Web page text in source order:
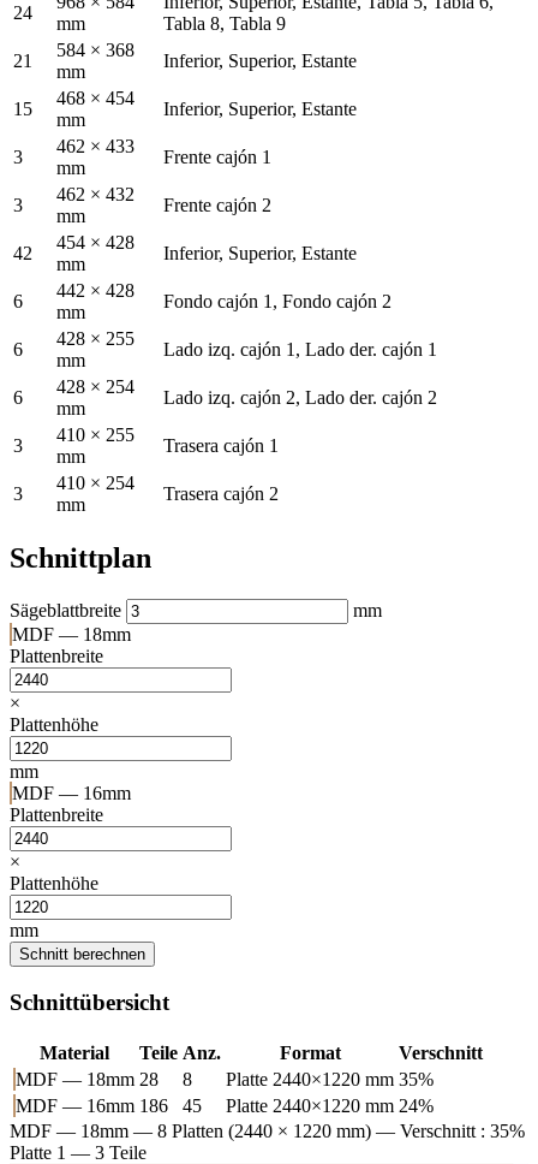
24
mm
Tabla 8, Tabla 9
21
584 × 368
mm
Inferior, Superior, Estante
15
468 × 454
mm
Inferior, Superior, Estante
3
462 × 433
mm
Frente cajón 1
3
462 × 432
mm
Frente cajón 2
42
454 × 428
mm
Inferior, Superior, Estante
6
442 × 428
mm
Fondo cajón 1, Fondo cajón 2
6
428 × 255
mm
Lado izq. cajón 1, Lado der. cajón 1
6
428 × 254
mm
Lado izq. cajón 2, Lado der. cajón 2
3
410 × 255
mm
Trasera cajón 1
3
410 × 254
mm
Trasera cajón 2
Schnittplan
Sägeblattbreite
mm
MDF — 18mm
Plattenbreite
×
Plattenhöhe
mm
MDF — 16mm
Plattenbreite
×
Plattenhöhe
mm
Schnitt berechnen
Schnittübersicht
Material Teile Anz. Format
Verschnitt
MDF — 18mm 28 8 Platte 2440×1220 mm 35%
MDF — 16mm 186 45 Platte 2440×1220 mm 24%
MDF — 18mm — 8 Platten (2440 × 1220 mm) — Verschnitt : 35%
Platte 1 — 3 Teile